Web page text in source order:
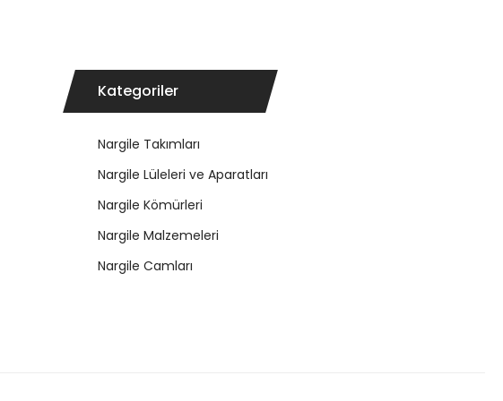
Kategoriler
Nargile Takımları
Nargile Lüleleri ve Aparatları
Nargile Kömürleri
Nargile Malzemeleri
Nargile Camları